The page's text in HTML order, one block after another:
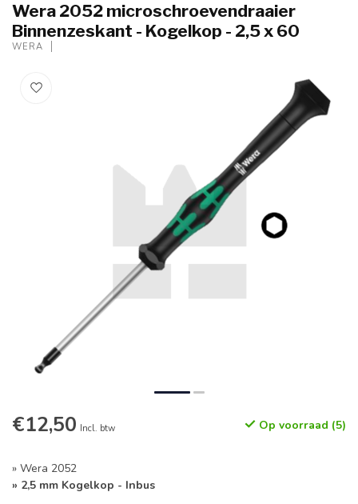
Wera 2052 microschroevendraaier
Binnenzeskant - Kogelkop - 2,5 x 60
WERA
€12,50 Incl. btw Op voorraad (5)
» Wera 2052
» 2,5 mm Kogelkop - Inbus